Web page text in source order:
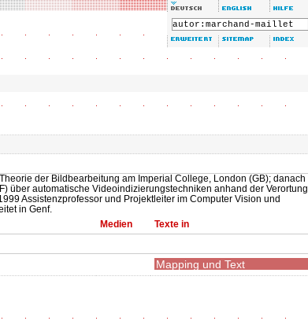
der Bildbearbeitung am Imperial College, London (GB); danach
über automatische Videoindizierungstechniken anhand der Verortung
Assistenzprofessor und Projektleiter im Computer Vision und
in Genf.
Medien
Texte in
Mapping und Text